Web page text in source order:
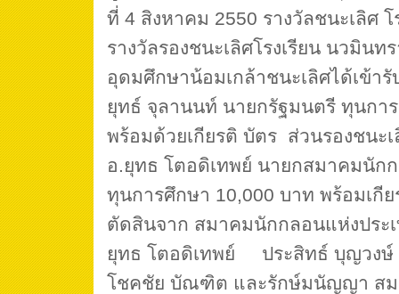
ที่ 4 สิงหาคม 2550 รางวัลชนะเลิศ
รางวัลรองชนะเลิศโรงเรียน นวมินท
อุดมศึกษาน้อมเกล้าชนะเลิศได้เข้ารั
ยุทธ์ จุลานนท์ นายกรัฐมนตรี ทุนกา
พร้อมด้วยเกียรติ บัตร ส่วนรองชนะเ
อ.ยุทธ โตอดิเทพย์ นายกสมาคมนัก
ทุนการศึกษา 10,000 บาท พร้อมเกี
ตัดสินจาก สมาคมนักกลอนแห่งประ
ยุทธ โตอดิเทพย์ ประสิทธ์ บุญวงษ์
โชคชัย บัณฑิต และรักษ์มนัญญา สม